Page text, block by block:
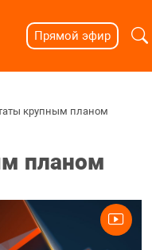
Прямой эфир
крупным планом
планом